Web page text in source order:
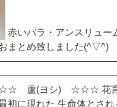
赤いバラ・アンスリュー
まとめ致しました(^▽^)
☆☆☆ 蘆(ヨシ) ☆☆☆ 花
初に現れた 生命体とさ